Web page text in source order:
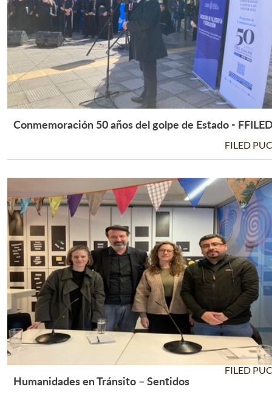
Leer Más +
Conmemoración 50 años del golpe de Estado -
FILED
Humanidades en Tránsito – Sentidos
FILED